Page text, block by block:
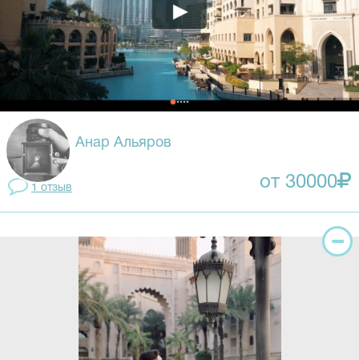
Анар Альяров
1 отзыв от 30000